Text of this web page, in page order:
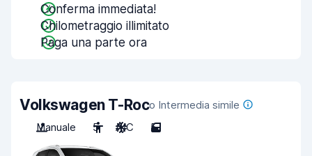
Conferma immediata!
Chilometraggio illimitato
Paga una parte ora
Volkswagen T-Roco Intermedia simile
Manuale
5 A/C 5